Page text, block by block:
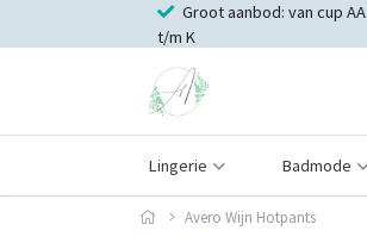
Groot aanbod: van cup AA
t/m K
Lingerie Badmode
Avero Wijn Hotpants